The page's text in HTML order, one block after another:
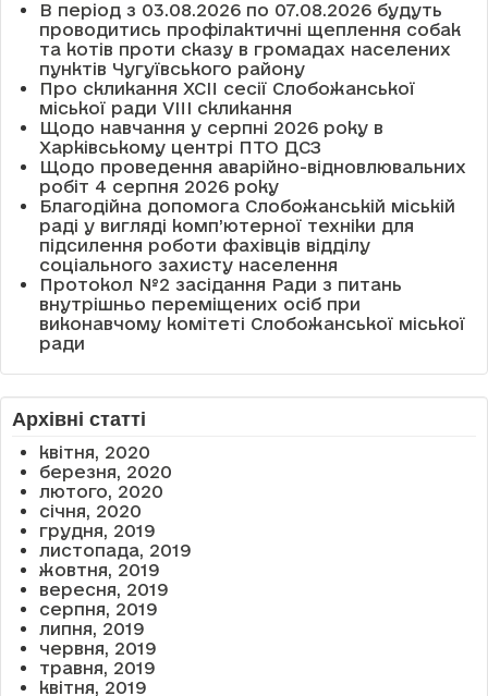
В період з 03.08.2026 по 07.08.2026 будуть
проводитись профілактичні щеплення собак
та котів проти сказу в громадах населених
пунктів Чугуївського району
Про скликання XCII сесії Слобожанської
міської ради VIII скликання
Щодо навчання у серпні 2026 року в
Харківському центрі ПТО ДСЗ
Щодо проведення аварійно-відновлювальних
робіт 4 серпня 2026 року
Благодійна допомога Слобожанській міській
раді у вигляді комп’ютерної техніки для
підсилення роботи фахівців відділу
соціального захисту населення
Протокол №2 засідання Ради з питань
внутрішньо переміщених осіб при
виконавчому комітеті Слобожанської міської
ради
Архівні статті
квітня, 2020
березня, 2020
лютого, 2020
січня, 2020
грудня, 2019
листопада, 2019
жовтня, 2019
вересня, 2019
серпня, 2019
липня, 2019
червня, 2019
травня, 2019
квітня, 2019